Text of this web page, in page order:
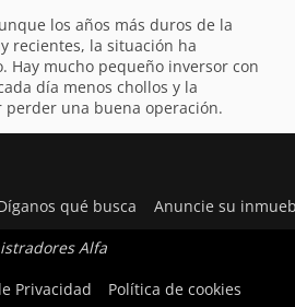
los años más duros de la
recientes, la situación ha
Hay mucho pequeño inversor con
día menos chollos y la
una buena operación.
qué busca Anuncie su
Alfa
Privacidad Política de cookies
la mejor experiencia en